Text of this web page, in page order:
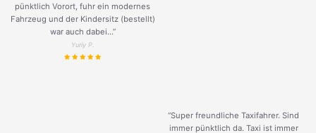
pünktlich Vorort, fuhr ein modernes
Fahrzeug und der Kindersitz (bestellt)
war auch dabei...”
Yuriy P.
“Super freundliche Taxifahrer. Sind
immer pünktlich da. Taxi ist immer